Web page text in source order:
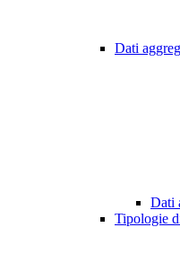
Dati
Dati
Tipologie